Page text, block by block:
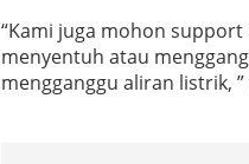
“Kami juga mohon
menyentuh atau
mengganggu aliran listrik,